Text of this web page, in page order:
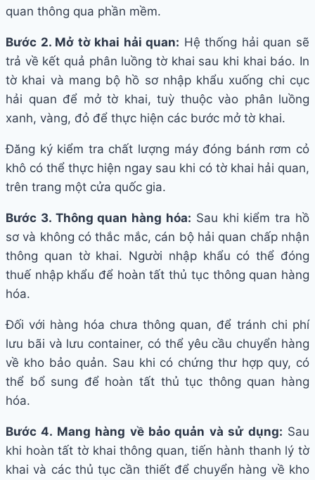
quan thông qua phần mềm.
Bước 2. Mở tờ khai hải quan: Hệ thống hải quan sẽ
trả về kết quả phân luồng tờ khai sau khi khai báo. In
tờ khai và mang bộ hồ sơ nhập khẩu xuống chi cục
hải quan để mở tờ khai, tuỳ thuộc vào phân luồng
xanh, vàng, đỏ để thực hiện các bước mở tờ khai.
Đăng ký kiểm tra chất lượng máy đóng bánh rơm cỏ
khô có thể thực hiện ngay sau khi có tờ khai hải quan,
trên trang một cửa quốc gia.
Bước 3. Thông quan hàng hóa: Sau khi kiểm tra hồ
sơ và không có thắc mắc, cán bộ hải quan chấp nhận
thông quan tờ khai. Người nhập khẩu có thể đóng
thuế nhập khẩu để hoàn tất thủ tục thông quan hàng
hóa.
Đối với hàng hóa chưa thông quan, để tránh chi phí
lưu bãi và lưu container, có thể yêu cầu chuyển hàng
về kho bảo quản. Sau khi có chứng thư hợp quy, có
thể bổ sung để hoàn tất thủ tục thông quan hàng
hóa.
Bước 4. Mang hàng về bảo quản và sử dụng: Sau
khi hoàn tất tờ khai thông quan, tiến hành thanh lý tờ
khai và các thủ tục cần thiết để chuyển hàng về kho